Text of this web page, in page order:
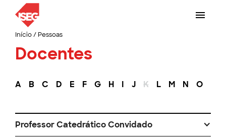
Início/ Pessoas
Docentes
A B C D E F G H I J K L M N O
Professor Catedrático Convidado